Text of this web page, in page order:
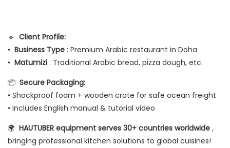
🔹 Client Profile:
• Business Type : Premium Arabic restaurant in Doha
• Matumizi : Traditional Arabic bread, pizza dough, etc.
📦 Secure Packaging:
• Shockproof foam + wooden crate for safe ocean freight
• Includes English manual & tutorial video
🌍 HAUTUBER equipment serves 30+ countries worldwide ,
bringing professional kitchen solutions to global cuisines!